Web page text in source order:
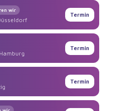
wir
Termin
Termin
Termin